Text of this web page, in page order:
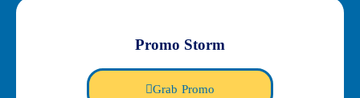
Promo Storm
Grab Promo